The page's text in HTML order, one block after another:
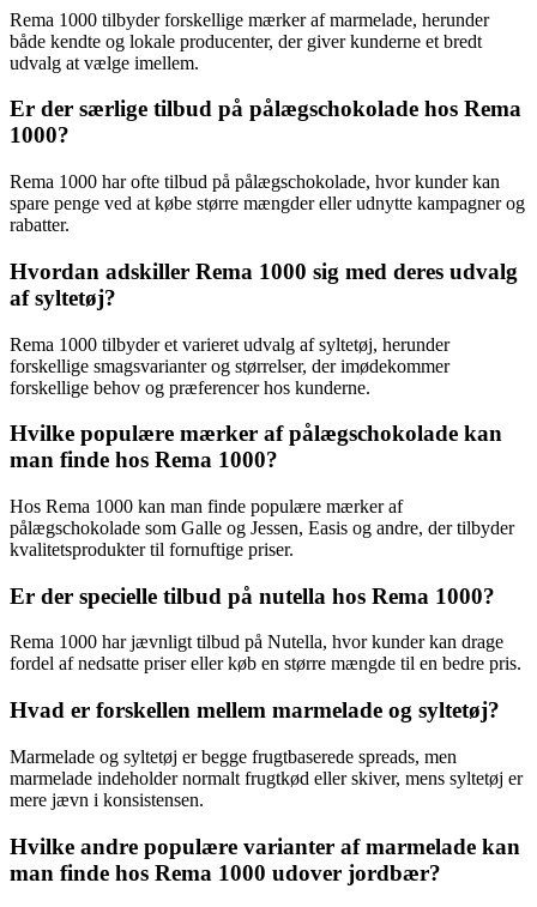
Rema 1000 tilbyder forskellige mærker af marmelade, herunder
både kendte og lokale producenter, der giver kunderne et bredt
udvalg at vælge imellem.
Er der særlige tilbud på pålægschokolade hos Rema
1000?
Rema 1000 har ofte tilbud på pålægschokolade, hvor kunder kan
spare penge ved at købe større mængder eller udnytte kampagner og
rabatter.
Hvordan adskiller Rema 1000 sig med deres udvalg
af syltetøj?
Rema 1000 tilbyder et varieret udvalg af syltetøj, herunder
forskellige smagsvarianter og størrelser, der imødekommer
forskellige behov og præferencer hos kunderne.
Hvilke populære mærker af pålægschokolade kan
man finde hos Rema 1000?
Hos Rema 1000 kan man finde populære mærker af
pålægschokolade som Galle og Jessen, Easis og andre, der tilbyder
kvalitetsprodukter til fornuftige priser.
Er der specielle tilbud på nutella hos Rema 1000?
Rema 1000 har jævnligt tilbud på Nutella, hvor kunder kan drage
fordel af nedsatte priser eller køb en større mængde til en bedre pris.
Hvad er forskellen mellem marmelade og syltetøj?
Marmelade og syltetøj er begge frugtbaserede spreads, men
marmelade indeholder normalt frugtkød eller skiver, mens syltetøj er
mere jævn i konsistensen.
Hvilke andre populære varianter af marmelade kan
man finde hos Rema 1000 udover jordbær?